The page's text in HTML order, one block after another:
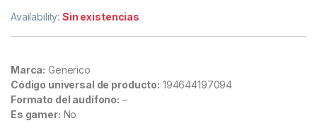
Availability:Sin existencias
Marca: Generico
Código universal de producto: 194644197094
Formato del audífono: –
Es gamer: No